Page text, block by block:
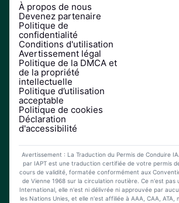
À propos de nous
Devenez partenaire
Politique de
confidentialité
Conditions d'utilisation
Avertissement légal
Politique de la DMCA et
de la propriété
intellectuelle
Politique d’utilisation
acceptable
Politique de cookies
Déclaration
d'accessibilité
Avertissement : La Traduction du Permis de Conduire
par IAPT est une traduction certifiée de votre permis
cours de validité, formatée conformément aux
de Vienne 1968 sur la circulation routière. Ce n'est pas
International, elle n'est ni délivrée ni approuvée par
les Nations Unies, et elle n'est affiliée à AAA, CAA, ATA,